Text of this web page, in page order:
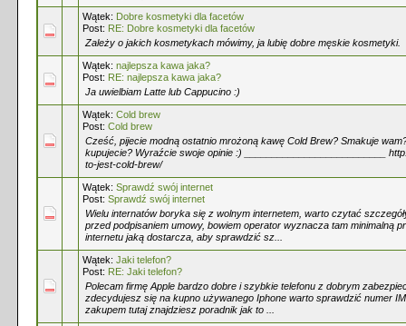
Wątek: Dobre kosmetyki dla facetów
Post: RE: Dobre kosmetyki dla facetów
Zależy o jakich kosmetykach mówimy, ja lubię dobre męskie kosmetyki.
Wątek: najlepsza kawa jaka?
Post: RE: najlepsza kawa jaka?
Ja uwielbiam Latte lub Cappucino :)
Wątek: Cold brew
Post: Cold brew
Cześć, pijecie modną ostatnio mrożoną kawę Cold Brew? Smakuje
kupujecie? Wyraźcie swoje opinie :) __________________________
to-jest-cold-brew/
Wątek: Sprawdź swój internet
Post: Sprawdź swój internet
Wielu internatów boryka się z wolnym internetem, warto czytać
przed podpisaniem umowy, bowiem operator wyznacza tam minimalną
internetu jaką dostarcza, aby sprawdzić sz...
Wątek: Jaki telefon?
Post: RE: Jaki telefon?
Polecam firmę Apple bardzo dobre i szybkie telefonu z dobrym
zdecydujesz się na kupno używanego Iphone warto sprawdzić numer
zakupem tutaj znajdziesz poradnik jak to ...